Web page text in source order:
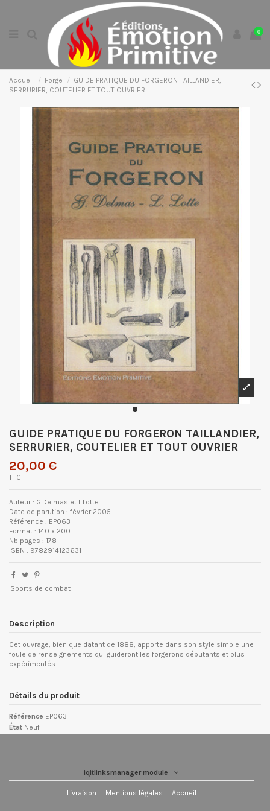
0
Accueil Forge
GUIDE PRATIQUE DU FORGERON TAILLANDIER,
SERRURIER, COUTELIER ET TOUT OUVRIER
GUIDE PRATIQUE DU FORGERON TAILLANDIER,
SERRURIER, COUTELIER ET TOUT OUVRIER
20,00 €
TTC
Auteur : G.Delmas et L.Lotte
Date de parution : février 2005
Référence : EP063
Format : 140 x 200
Nb pages : 178
ISBN : 9782914123631
Sports de combat
Description
Cet ouvrage, bien que datant de 1888, apporte dans son style simple une
foule de renseignements qui guideront les forgerons débutants et plus
expérimentés.
Détails du produit
Référence EP063
État Neuf
iqitlinksmanager module
Livraison Mentions légales Accueil